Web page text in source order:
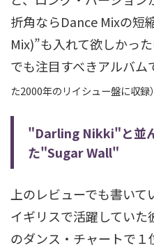
折角ならDance Mixの短
Mix)”も入れて欲しかっ
でも注目すべきアルバム
た2000年のリイシュー盤に収録）
"Darling Nikki"と並
た"Sugar Wall"
上のレビューでも書い
イギリスで活躍していた
のダンス・チャートで